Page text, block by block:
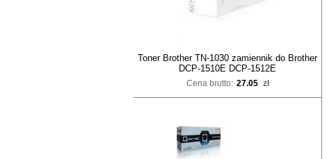
Toner Brother TN-1030 zamiennik do Brother
DCP-1510E DCP-1512E
Cena brutto: 27.05 zł